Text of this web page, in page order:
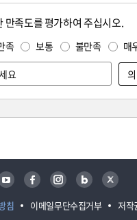
만족도를 평가하여 주십시오.
족 보통 불만족 매
침 이메일무단수집거부 저작
유튜브 페이스북 인스타그램 블로그 트위터